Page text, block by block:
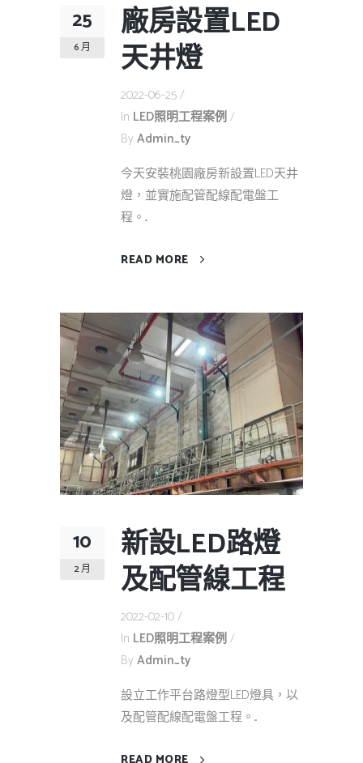
25
6 月
廠房設置LED
天井燈
2022-06-25
In LED照明工程案例
By Admin_ty
今天安裝桃園廠房新設置LED天井
燈，並實施配管配線配電盤工
程。...
READ MORE
10
2 月
新設LED路燈
及配管線工程
2022-02-10
In LED照明工程案例
By Admin_ty
設立工作平台路燈型LED燈具，以
及配管配線配電盤工程。...